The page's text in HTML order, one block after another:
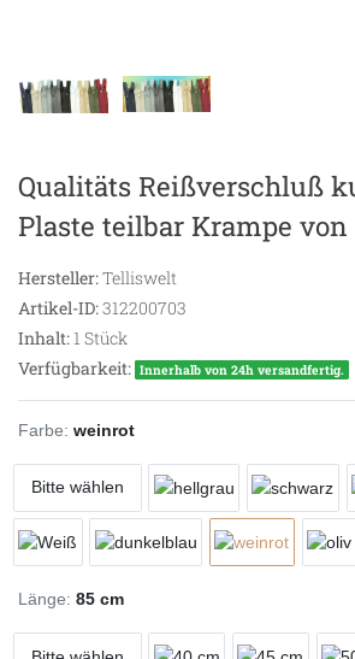
Qualitäts Reißverschluß
Plaste teilbar Krampe
Hersteller:Telliswelt
Artikel-ID:312200703
Inhalt:1 Stück
Verfügbarkeit: Innerhalb von 24h versandfertig.
Farbe: weinrot
Bitte wählen
Länge: 85 cm